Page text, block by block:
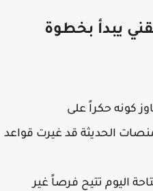
يبدأ بخطوة
كونه حكراً على
الحديثة قد غيرت قواعد
اليوم تتيح فرصاً غير